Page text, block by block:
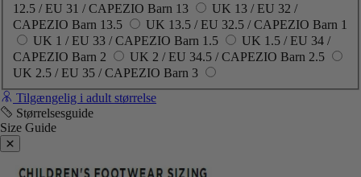
12.5 / EU 31 / CAPEZIO Barn 13
UK 13 / EU 32 /
CAPEZIO Barn 13.5
UK 13.5 / EU 32.5 / CAPEZIO Barn 1
UK 1 / EU 33 / CAPEZIO Barn 1.5
UK 1.5 / EU 34 /
CAPEZIO Barn 2
UK 2 / EU 34.5 / CAPEZIO Barn 2.5
UK 2.5 / EU 35 / CAPEZIO Barn 3
Tilgængelig i adult størrelse
Størrelsesguide
Size Guide